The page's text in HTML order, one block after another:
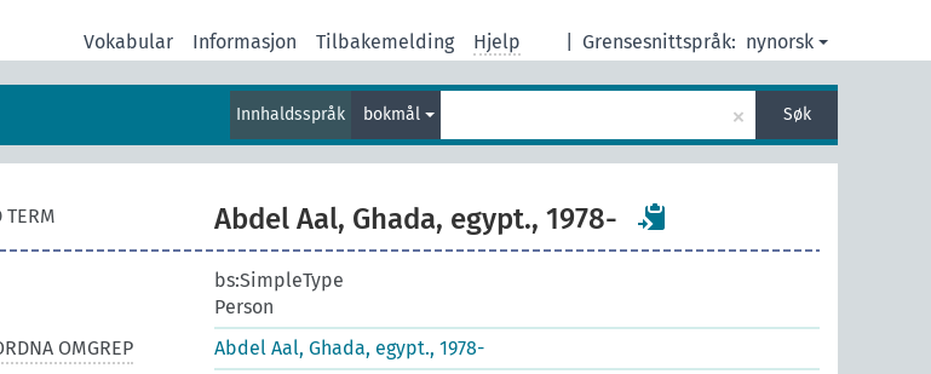
Grensesnittspråk: nynorsk
Vokabular Informasjon Tilbakemelding Hjelp
Innhaldsspråk bokmål × Søk
TERM Abdel Aal, Ghada, egypt., 1978-
bs:SimpleType
Person
OMGREP
Abdel Aal, Ghada, egypt., 1978-